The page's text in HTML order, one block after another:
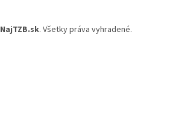
NajTZB.sk. Všetky práva vyhradené.